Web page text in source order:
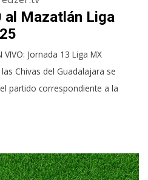
al Mazatlán Liga
Jornada 13 Liga MX
Chivas del Guadalajara se
partido correspondiente a la